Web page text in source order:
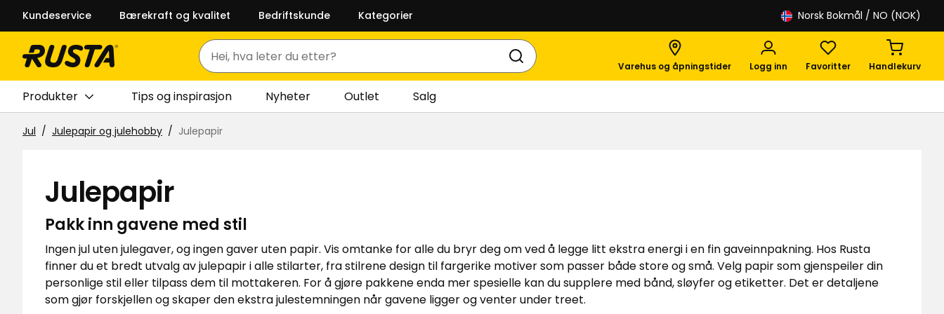
Kundeservice Bærekraft og kvalitet Bedriftskunde Kategorier Norsk Bokmål / NO (NOK)
Søk Varehus og åpningstider Logg inn Favoritter Handlekurv
Produkter Tips og inspirasjon Nyheter Outlet Salg
Jul Julepapir og julehobby Julepapir
Julepapir
Pakk inn gavene med stil
Ingen jul uten julegaver, og ingen gaver uten papir. Vis omtanke for alle du bryr deg om ved å legge litt ekstra energi i en fin gaveinnpakning. Hos Rusta
finner du et bredt utvalg av julepapir i alle stilarter, fra stilrene design til fargerike motiver som passer både store og små. Velg papir som gjenspeiler din
personlige stil eller tilpass dem til mottakeren. For å gjøre pakkene enda mer spesielle kan du supplere med bånd, sløyfer og etiketter. Det er detaljene
som gjør forskjellen og skaper den ekstra julestemningen når gavene ligger og venter under treet.